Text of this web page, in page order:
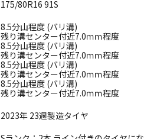
175/80R16 91S
8.5分山程度 (バリ溝)
残り溝センター付近7.0ｍｍ程度
8.5分山程度 (バリ溝)
残り溝センター付近7.0ｍｍ程度
8.5分山程度 (バリ溝)
残り溝センター付近7.0ｍｍ程度
8.5分山程度 (バリ溝)
残り溝センター付近7.0ｍｍ程度
2023年 23週製造タイヤ